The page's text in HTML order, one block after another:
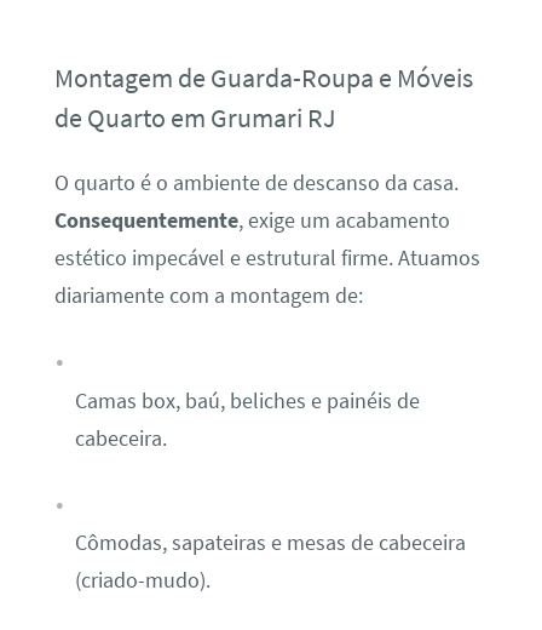
Montagem de Guarda-Roupa e Móveis
de Quarto em Grumari RJ
O quarto é o ambiente de descanso da casa.
Consequentemente, exige um acabamento
estético impecável e estrutural firme. Atuamos
diariamente com a montagem de:
Camas box, baú, beliches e painéis de
cabeceira.
Cômodas, sapateiras e mesas de cabeceira
(criado-mudo).